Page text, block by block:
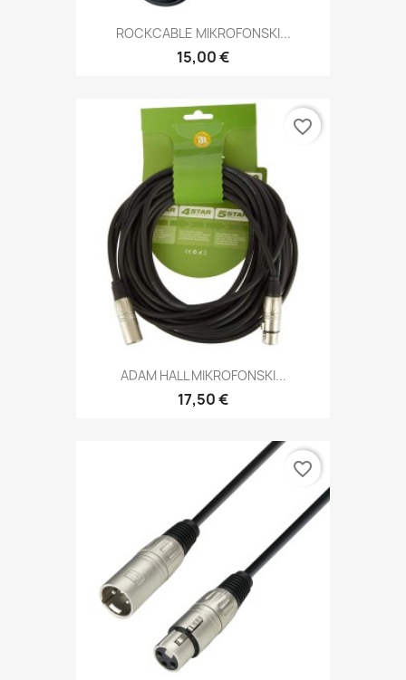
ROCKCABLE MIKROFONSKI...
15,00 €
ADAM HALL MIKROFONSKI...
17,50 €
favorite_border
favorite_border